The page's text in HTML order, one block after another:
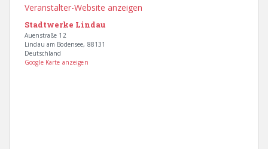
Veranstalter-Website anzeigen
Stadtwerke Lindau
Auenstraße 12
Lindau am Bodensee, 88131
Deutschland
Google Karte anzeigen